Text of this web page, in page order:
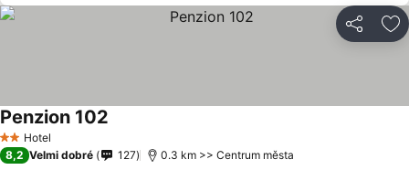
Sdílet
2 Počet hvězdiček
Hotel
Penzion 102
8,2 Velmi dobré 127 0.3 km >> Centrum města